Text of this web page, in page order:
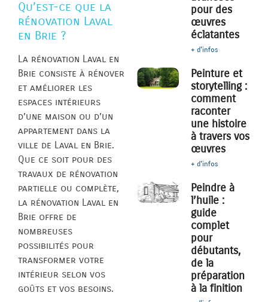
Qu’est-ce que la
rénovation Laval
en Brie ?
La rénovation Laval en
Brie consiste à rénover
et améliorer les
espaces intérieurs
d’une maison ou d’un
appartement dans la
ville de Laval en Brie.
Que ce soit pour des
travaux de rénovation
partielle ou complète,
la rénovation Laval en
Brie offre de
nombreuses
possibilités pour
transformer votre
intérieur selon vos
goûts et vos besoins.
pour des
œuvres
éclatantes
+ d'infos
Peinture et
storytelling :
comment
raconter
une histoire
à travers vos
œuvres
+ d'infos
Peindre à
l’huile :
guide
complet
pour
débutants,
de la
préparation
à la finition